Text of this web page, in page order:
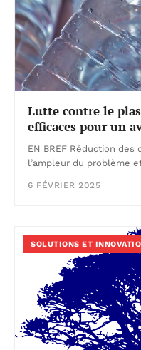
Lutte contre le
efficaces pour un
EN BREF Réduction
l’ampleur du problème
6 FÉVRIER 2025
SOLUTIONS ET